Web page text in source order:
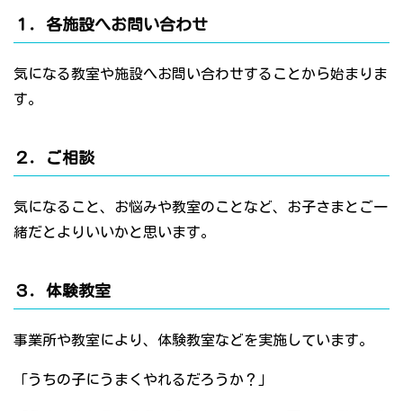
１．各施設へお問い合わせ
気になる教室や施設へお問い合わせすることから始まりま
す。
２．ご相談
気になること、お悩みや教室のことなど、お子さまとご一
緒だとよりいいかと思います。
３．体験教室
事業所や教室により、体験教室などを実施しています。
「うちの子にうまくやれるだろうか？」